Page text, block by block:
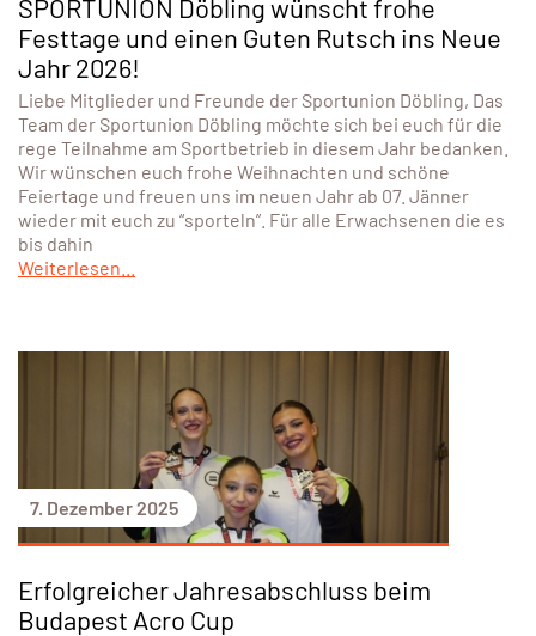
SPORTUNION Döbling wünscht frohe
Festtage und einen Guten Rutsch ins Neue
Jahr 2026!
Liebe Mitglieder und Freunde der Sportunion Döbling, Das
Team der Sportunion Döbling möchte sich bei euch für die
rege Teilnahme am Sportbetrieb in diesem Jahr bedanken.
Wir wünschen euch frohe Weihnachten und schöne
Feiertage und freuen uns im neuen Jahr ab 07. Jänner
wieder mit euch zu “sporteln”. Für alle Erwachsenen die es
bis dahin
Weiterlesen...
7. Dezember 2025
Erfolgreicher Jahresabschluss beim
Budapest Acro Cup